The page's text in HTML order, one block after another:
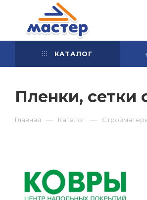
КАТАЛОГ
Пленки, сетки
Главная — Каталог —